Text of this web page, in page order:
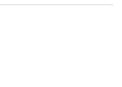
#schmuck #shopping